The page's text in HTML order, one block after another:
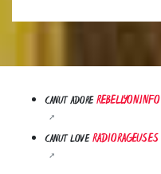
CANUT ADOREREBELLYON.INFO
CANUT LOVERADIORAGEUSES